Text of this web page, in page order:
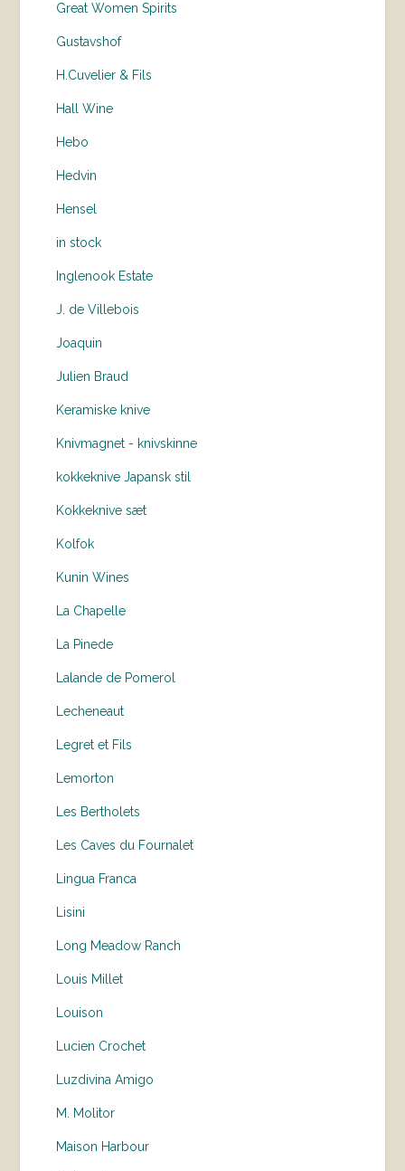
Great Women Spirits
Gustavshof
H.Cuvelier & Fils
Hall Wine
Hebo
Hedvin
Hensel
in stock
Inglenook Estate
J. de Villebois
Joaquin
Julien Braud
Keramiske knive
Knivmagnet - knivskinne
kokkeknive Japansk stil
Kokkeknive sæt
Kolfok
Kunin Wines
La Chapelle
La Pinede
Lalande de Pomerol
Lecheneaut
Legret et Fils
Lemorton
Les Bertholets
Les Caves du Fournalet
Lingua Franca
Lisini
Long Meadow Ranch
Louis Millet
Louison
Lucien Crochet
Luzdivina Amigo
M. Molitor
Maison Harbour